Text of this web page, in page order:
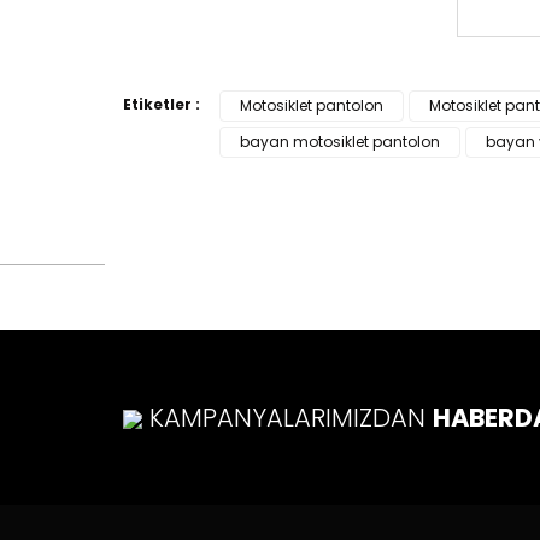
Etiketler : Motosiklet pantolon Motosiklet
bayan motosiklet pantolon
bayan
KAMPANYALARIMIZDAN